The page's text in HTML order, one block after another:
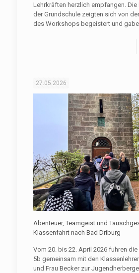
Lehrkräften herzlich empfangen.
der Grundschule zeigten sich von
des Workshops begeistert und
27.05.2026
Abenteuer, Teamgeist und
Klassenfahrt nach Bad Driburg
Vom 20. bis 22. April 2026 fuhren die
5b gemeinsam mit den
und Frau Becker zur